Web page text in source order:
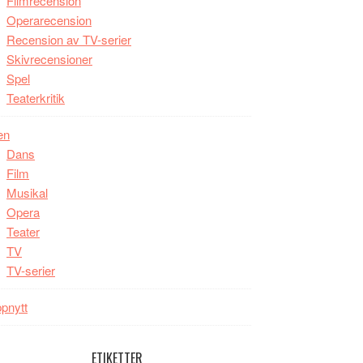
Operarecension
Recension av TV-serier
Skivrecensioner
Spel
Teaterkritik
Dans
Film
Musikal
Opera
Teater
TV
TV-serier
ETIKETTER